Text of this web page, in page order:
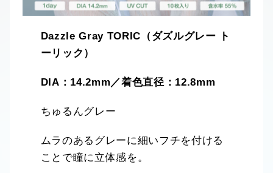
Dazzle Gray TORIC（ダズルグレー ト
ーリック）
DIA：14.2mm／着色直径：12.8mm
ちゅるんグレー
ムラのあるグレーに細いフチを付ける
ことで瞳に立体感を。